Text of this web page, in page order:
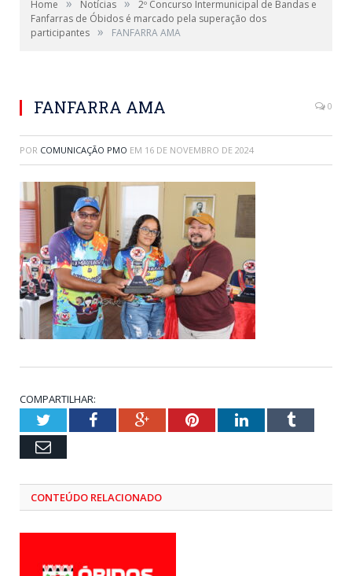
Home Notícias
2º Concurso Intermunicipal de Bandas e
Fanfarras de Óbidos é marcado pela superação dos
participantes » FANFARRA AMA
FANFARRA AMA 0
POR COMUNICAÇÃO PMO EM 16 DE NOVEMBRO DE 2024
COMPARTILHAR:
TwitterFacebookGoogle+PinterestLinkedInTumblr
Email
CONTEÚDO RELACIONADO